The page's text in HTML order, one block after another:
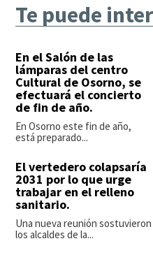
Te puede
En el Salón de las
lámparas del centro
Cultural de Osorno, se
efectuará el concierto
de fin de año.
En Osorno este fin de año,
está preparado...
El vertedero colapsaría
2031 por lo que urge
trabajar en el relleno
sanitario.
Una nueva reunión sostuvieron
los alcaldes de la...